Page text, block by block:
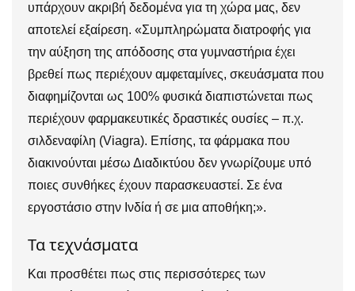
υπάρχουν ακριβή δεδομένα για τη χώρα μας, δεν
αποτελεί εξαίρεση. «Συμπληρώματα διατροφής για
την αύξηση της απόδοσης στα γυμναστήρια έχει
βρεθεί πως περιέχουν αμφεταμίνες, σκευάσματα που
διαφημίζονται ως 100% φυσικά διαπιστώνεται πως
περιέχουν φαρμακευτικές δραστικές ουσίες – π.χ.
σιλδεναφίλη (Viagra). Επίσης, τα φάρμακα που
διακινούνται μέσω Διαδικτύου δεν γνωρίζουμε υπό
ποιες συνθήκες έχουν παρασκευαστεί. Σε ένα
εργοστάσιο στην Ινδία ή σε μια αποθήκη;».
Τα τεχνάσματα
Και προσθέτει πως στις περισσότερες των